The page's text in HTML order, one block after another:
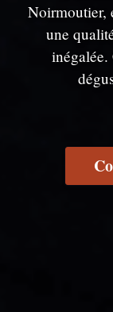
Noirmoutier,
une
inégalée.